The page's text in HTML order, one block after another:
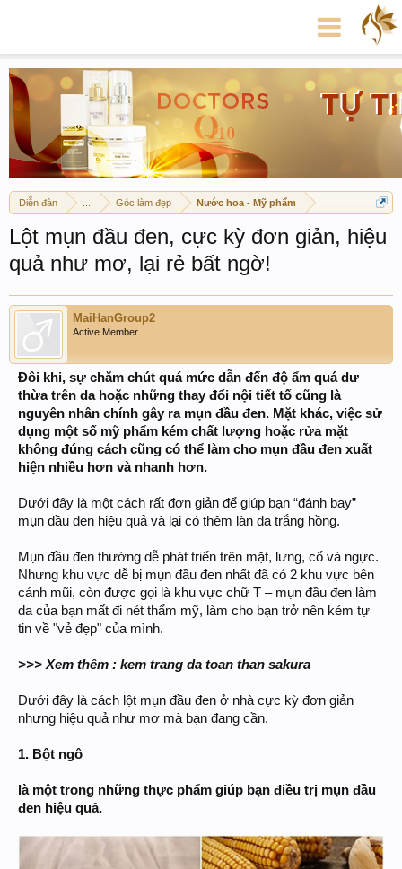
Diễn đàn Góc làm đẹp Nước hoa - Mỹ phẩm
Lột mụn đầu đen, cực kỳ đơn giản, hiệu
quả như mơ, lại rẻ bất ngờ!
MaiHanGroup2
Active Member
Đôi khi, sự chăm chút quá mức dẫn đến độ ẩm quá dư
thừa trên da hoặc những thay đổi nội tiết tố cũng là
nguyên nhân chính gây ra mụn đầu đen. Mặt khác, việc sử
dụng một số mỹ phẩm kém chất lượng hoặc rửa mặt
không đúng cách cũng có thể làm cho mụn đầu đen xuất
hiện nhiều hơn và nhanh hơn.
Dưới đây là một cách rất đơn giản để giúp bạn “đánh bay”
mụn đầu đen hiệu quả và lại có thêm làn da trắng hồng.
Mụn đầu đen thường dễ phát triển trên mặt, lưng, cổ và ngực.
Nhưng khu vực dễ bị mụn đầu đen nhất đã có 2 khu vực bên
cánh mũi, còn được gọi là khu vực chữ T – mụn đầu đen làm
da của bạn mất đi nét thẩm mỹ, làm cho bạn trở nên kém tự
tin về "vẻ đẹp" của mình.
>>> Xem thêm : kem trang da toan than sakura
Dưới đây là cách lột mụn đầu đen ở nhà cực kỳ đơn giản
nhưng hiệu quả như mơ mà bạn đang cần.
1. Bột ngô
là một trong những thực phẩm giúp bạn điều trị mụn đầu
đen hiệu quả.